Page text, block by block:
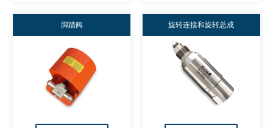
脚踏阀 旋转连接和旋转总成